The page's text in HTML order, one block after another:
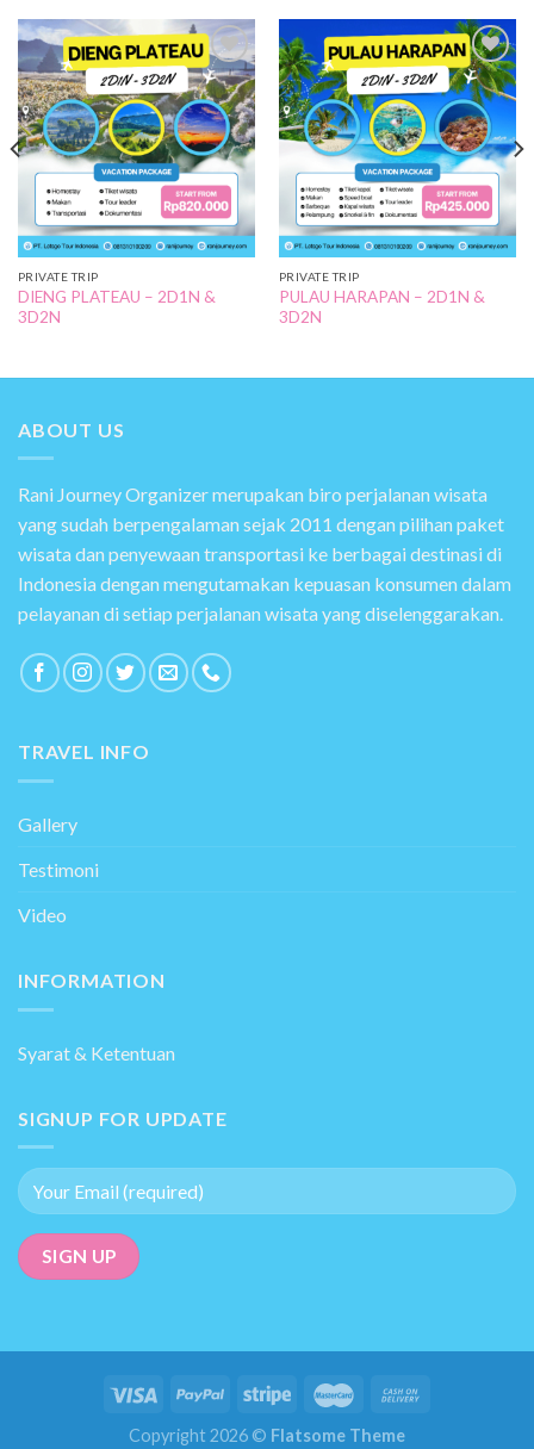
Add to
Wishlist
PRIVATE TRIP
DIENG PLATEAU – 2D1N &
3D2N
Add to
Wishlist
PRIVATE TRIP
PULAU HARAPAN – 2D1N &
3D2N
ABOUT US
Rani Journey Organizer merupakan biro perjalanan wisata
yang sudah berpengalaman sejak 2011 dengan pilihan paket
wisata dan penyewaan transportasi ke berbagai destinasi di
Indonesia dengan mengutamakan kepuasan konsumen dalam
pelayanan di setiap perjalanan wisata yang diselenggarakan.
TRAVEL INFO
Gallery
Testimoni
Video
INFORMATION
Syarat & Ketentuan
SIGNUP FOR UPDATE
Copyright 2026 © Flatsome Theme